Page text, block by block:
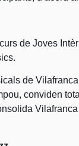
de Joves
de
conviden